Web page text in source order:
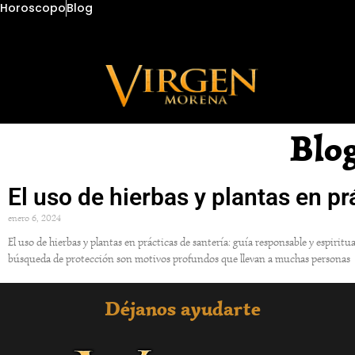
HoroscopoBlog
El uso de hierbas y plantas en
enero 6, 2024
El uso de hierbas y plantas en prácticas de santería: guía responsable y
búsqueda de protección son motivos profundos que llevan a muchas personas
Déjanos ayudarte